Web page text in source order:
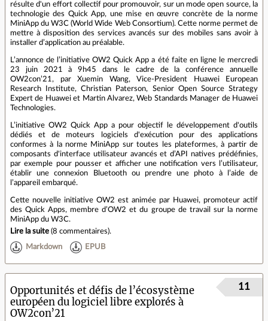
résulte d'un effort collectif pour promouvoir, sur un mode open source, la
technologie des Quick App, une mise en œuvre concrète de la norme
MiniApp du W3C (World Wide Web Consortium). Cette norme permet de
mettre à disposition des services avancés sur des mobiles sans avoir à
installer d’application au préalable.
L’annonce de l’initiative OW2 Quick App a été faite en ligne le mercredi
23 juin 2021 à 9h45 dans le cadre de la conférence annuelle
OW2con’21, par Xuemin Wang, Vice-President Huawei European
Research Institute, Christian Paterson, Senior Open Source Strategy
Expert de Huawei et Martin Alvarez, Web Standards Manager de Huawei
Technologies.
L’initiative OW2 Quick App a pour objectif le développement d'outils
dédiés et de moteurs logiciels d'exécution pour des applications
conformes à la norme MiniApp sur toutes les plateformes, à partir de
composants d'interface utilisateur avancés et d’API natives prédéfinies,
par exemple pour pousser et afficher une notification vers l’utilisateur,
établir une connexion Bluetooth ou prendre une photo à l’aide de
l’appareil embarqué.
Cette nouvelle initiative OW2 est animée par Huawei, promoteur actif
des Quick Apps, membre d’OW2 et du groupe de travail sur la norme
MiniApp du W3C.
Lire la suite (8 commentaires).
Markdown EPUB
Opportunités et défis de l’écosystème
européen du logiciel libre explorés à
OW2con’21
11